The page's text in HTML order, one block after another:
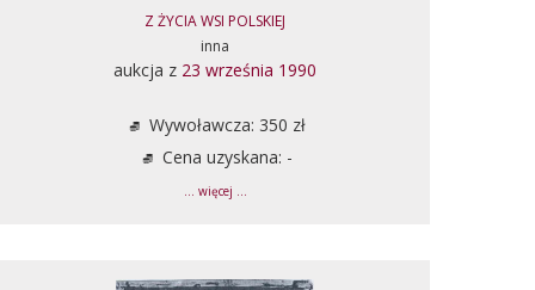
Z ŻYCIA WSI POLSKIEJ
inna
aukcja z 23 września 1990
Wywoławcza: 350 zł
Cena uzyskana: -
... więcej ...